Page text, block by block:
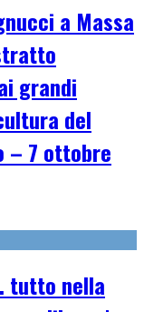
a Massa
grandi
del
– 7 ottobre
tutto nella